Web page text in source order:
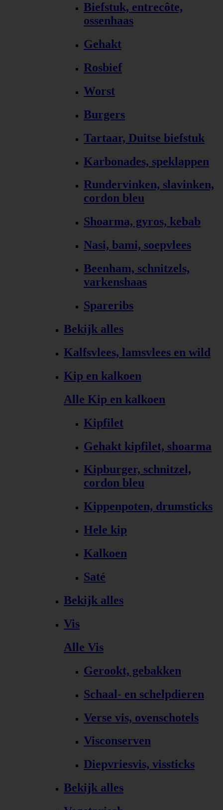
Biefstuk, entrecôte,
ossenhaas
Gehakt
Rosbief
Worst
Burgers
Tartaar, Duitse biefstuk
Karbonades, speklappen
Rundervinken, slavinken,
cordon bleu
Shoarma, gyros, kebab
Nasi, bami, soepvlees
Beenham, schnitzels,
varkenshaas
Spareribs
Bekijk alles
Kalfsvlees, lamsvlees en wild
Kip en kalkoen
Alle Kip en kalkoen
Kipfilet
Gehakt kipfilet, shoarma
Kipburger, schnitzel,
cordon bleu
Kippenpoten, drumsticks
Hele kip
Kalkoen
Saté
Bekijk alles
Vis
Alle Vis
Gerookt, gebakken
Schaal- en schelpdieren
Verse vis, ovenschotels
Visconserven
Diepvriesvis, vissticks
Bekijk alles